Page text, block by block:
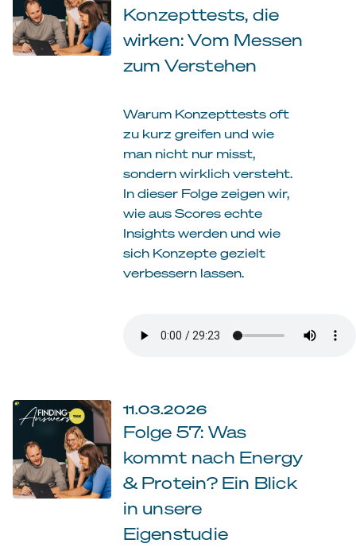
Konzepttests, die
wirken: Vom Messen
zum Verstehen
Warum Konzepttests oft
zu kurz greifen und wie
man nicht nur misst,
sondern wirklich versteht.
In dieser Folge zeigen wir,
wie aus Scores echte
Insights werden und wie
sich Konzepte gezielt
verbessern lassen.
11.03.2026
Folge 57: Was
kommt nach Energy
& Protein? Ein Blick
in unsere
Eigenstudie